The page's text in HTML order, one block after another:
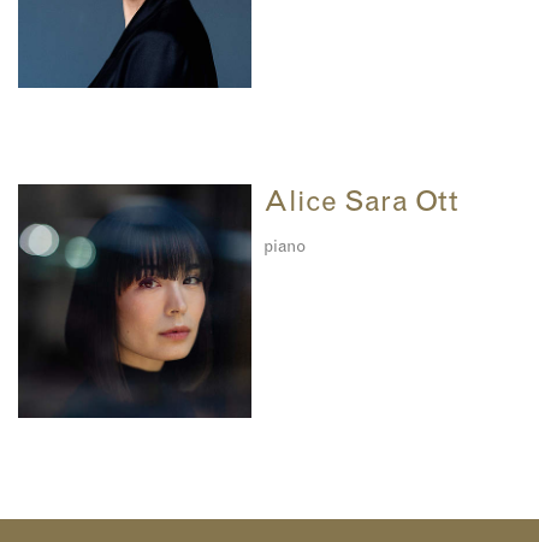
Alice Sara Ott
piano